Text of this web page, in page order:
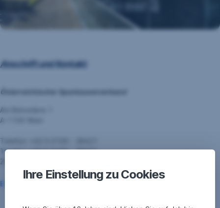
Anschrift und Kontakt:
Österreichischer Sparkassenverband
Am Belvedere 1
A-1100 Wien
Telefon: +43 5 0100 - 28421
Telefax: +43 5 0100 - 28571
ZVR 419678876
E-Mail
Ihre Einstellung zu Cookies